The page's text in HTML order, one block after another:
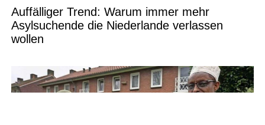
Auffälliger Trend: Warum immer mehr
Asylsuchende die Niederlande verlassen
wollen